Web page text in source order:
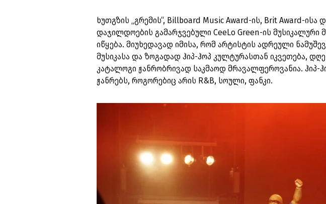
ხუთგზის „გრემის“, Billboard Music Award-ის, Brit Award-ისა
დაჯილდოების გამარჯვებული CeeLo Green-ის მუსიკალური
იწყება. მიუხედავად იმისა, რომ არტისტის ადრეული
მუსიკასა და ზოგადად ჰიპ-ჰოპ კულტურასთან იკვეთება,
კატალოგი ჟანრობრივად საკმაოდ მრავალფეროვანია. ჰიპ-
ჟანრებს, როგორებიც არის R&B, სოული, ფანკი.